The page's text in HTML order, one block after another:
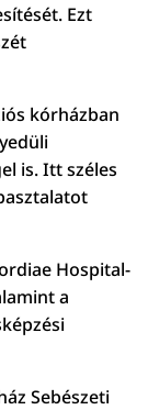
Ezt
kórházban
is. Itt széles
Hospital-
a
Sebészeti